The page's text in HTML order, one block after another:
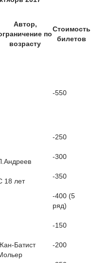
Автор,
по
возрасту
Стоимость
билетов
-550
18 лет
-250
-300
-350
-400 (5
ряд)
Батист
-150
-200